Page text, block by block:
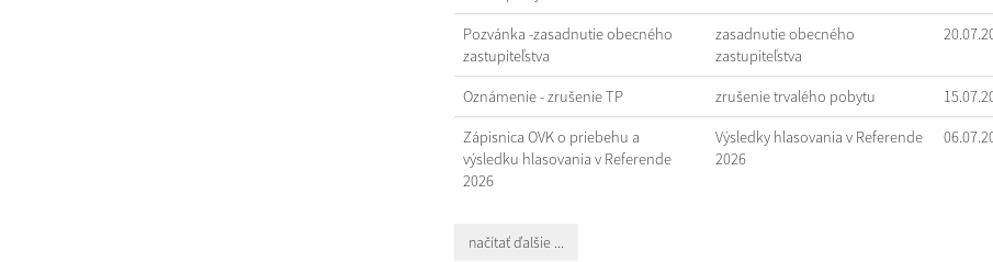
Pozvánka -zasadnutie obecného
zastupiteľstva
zasadnutie obecného
zastupiteľstva
Oznámenie - zrušenie TP zrušenie trvalého pobytu
Zápisnica OVK o priebehu a
výsledku hlasovania v Referende
2026
Výsledky hlasovania v Referende
2026
načítať ďalšie ...